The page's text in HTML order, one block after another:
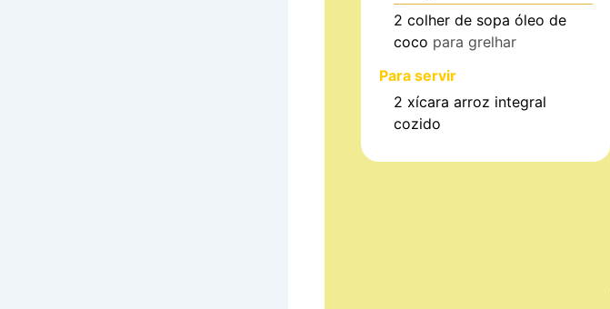
2 colher de sopa óleo de
coco para grelhar
Para servir
2 xícara arroz integral
cozido